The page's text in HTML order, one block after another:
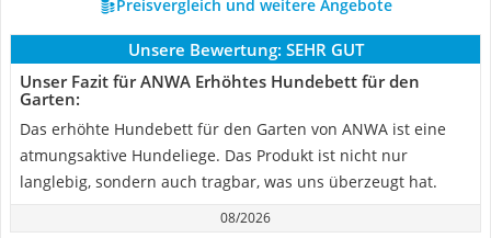
Preisvergleich und weitere Angebote
Unsere Bewertung: SEHR GUT
Unser Fazit für ANWA Erhöhtes Hundebett für den
Garten:
Das erhöhte Hundebett für den Garten von ANWA ist eine
atmungsaktive Hundeliege. Das Produkt ist nicht nur
langlebig, sondern auch tragbar, was uns überzeugt hat.
08/2026